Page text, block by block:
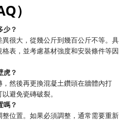
）
少？
很大，從幾公斤到幾百公斤不等。具
表，並考慮基材強度和安裝條件等因
虎？
然後再更換混凝土鑽頭在牆體內打
避免瓷磚破裂。
嗎？
位置。如果必須調整，通常需要重新